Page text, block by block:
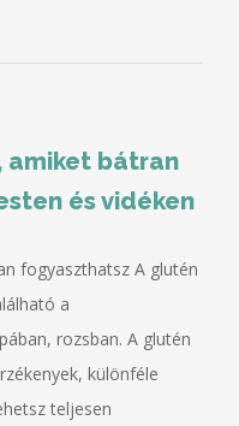
amiket bátran
és vidéken
fogyaszthatsz A glutén
a
rozsban. A glutén
különféle
teljesen